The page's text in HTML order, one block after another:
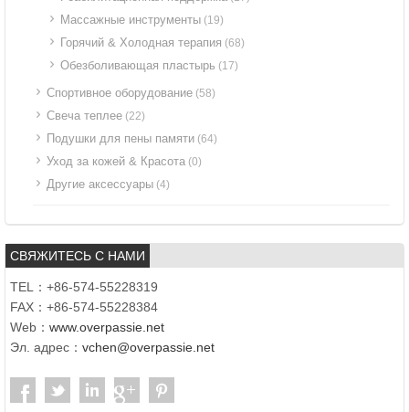
Массажные инструменты (19)
Горячий & Холодная терапия (68)
Обезболивающая пластырь (17)
Спортивное оборудование (58)
Свеча теплее (22)
Подушки для пены памяти (64)
Уход за кожей & Красота (0)
Другие аксессуары (4)
СВЯЖИТЕСЬ С НАМИ
TEL：+86-574-55228319
FAX：+86-574-55228384
Web： www.overpassie.net
Эл. адрес： vchen@overpassie.net